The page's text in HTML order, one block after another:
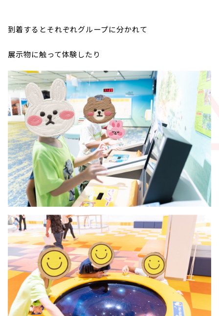
到着するとそれぞれグループに分かれて
展示物に触って体験したり